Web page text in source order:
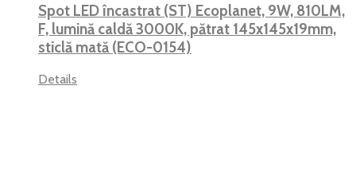
Spot LED încastrat (ST) Ecoplanet, 9W, 810LM,
F, lumină caldă 3000K, pătrat 145x145x19mm,
sticlă mată (ECO-0154)
Details